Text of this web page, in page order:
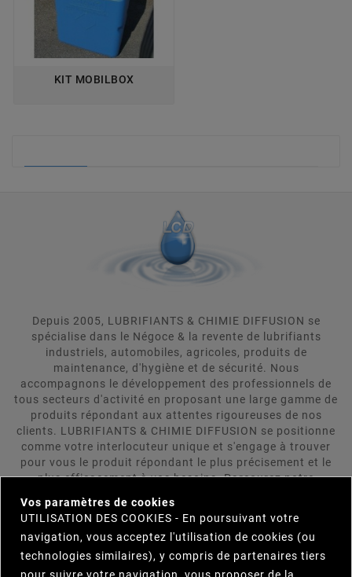
KIT MOBILBOX
Depuis 2005, LUBRIFIANTS & CHIMIE DIFFUSION se
spécialise dans le Négoce & la revente de lubrifiants
industriels, automobiles, agricoles, produits de
maintenance, d'hygiène et de sécurité. Nous
accompagnons le développement des professionnels de
tous secteurs d'activité en proposant une large gamme de
produits répondant aux attentes rigoureuses de nos
clients. LUBRIFIANTS & CHIMIE DIFFUSION se positionne
comme votre interlocuteur unique et s'engage à trouver
pour vous le produit répondant le plus précisement et le
plus efficacement à vos besoins. Parcourez notre
INFORMATIONS
Vos paramètres de cookies
UTILISATION DES COOKIES - En poursuivant votre
navigation, vous acceptez l'utilisation de cookies (ou
technologies similaires), y compris de partenaires tiers
pour suivre votre navigation, vous proposer de la